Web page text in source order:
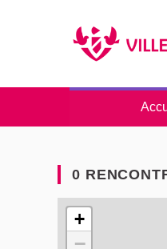
0
L'élément suivant
+
−